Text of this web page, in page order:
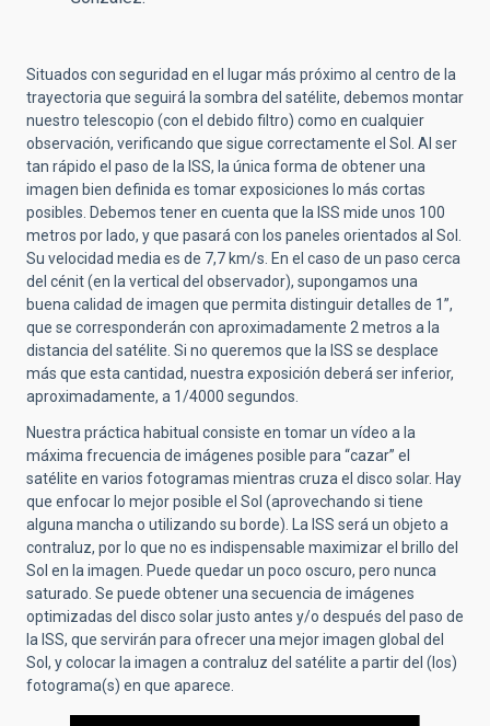
Situados con seguridad en el lugar más próximo al centro de la
trayectoria que seguirá la sombra del satélite, debemos montar
nuestro telescopio (con el debido filtro) como en cualquier
observación, verificando que sigue correctamente el Sol. Al ser
tan rápido el paso de la ISS, la única forma de obtener una
imagen bien definida es tomar exposiciones lo más cortas
posibles. Debemos tener en cuenta que la ISS mide unos 100
metros por lado, y que pasará con los paneles orientados al Sol.
Su velocidad media es de 7,7 km/s. En el caso de un paso cerca
del cénit (en la vertical del observador), supongamos una
buena calidad de imagen que permita distinguir detalles de 1”,
que se corresponderán con aproximadamente 2 metros a la
distancia del satélite. Si no queremos que la ISS se desplace
más que esta cantidad, nuestra exposición deberá ser inferior,
aproximadamente, a 1/4000 segundos.
Nuestra práctica habitual consiste en tomar un vídeo a la
máxima frecuencia de imágenes posible para “cazar” el
satélite en varios fotogramas mientras cruza el disco solar. Hay
que enfocar lo mejor posible el Sol (aprovechando si tiene
alguna mancha o utilizando su borde). La ISS será un objeto a
contraluz, por lo que no es indispensable maximizar el brillo del
Sol en la imagen. Puede quedar un poco oscuro, pero nunca
saturado. Se puede obtener una secuencia de imágenes
optimizadas del disco solar justo antes y/o después del paso de
la ISS, que servirán para ofrecer una mejor imagen global del
Sol, y colocar la imagen a contraluz del satélite a partir del (los)
fotograma(s) en que aparece.